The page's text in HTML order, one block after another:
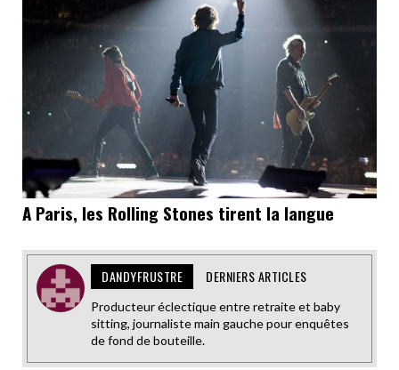
A Paris, les Rolling Stones tirent la langue
DANDYFRUSTRE DERNIERS ARTICLES
Producteur éclectique entre retraite et baby
sitting, journaliste main gauche pour enquêtes
de fond de bouteille.